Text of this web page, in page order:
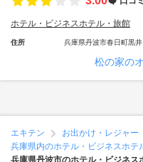
ホテル・ビジネスホテル・旅館
住所 兵庫県丹波市春日町黒井
松の家の
エキテン お出かけ・レジャー
兵庫県内のホテル・ビジネスホテ
兵庫県丹波市のホテル・ビジネス